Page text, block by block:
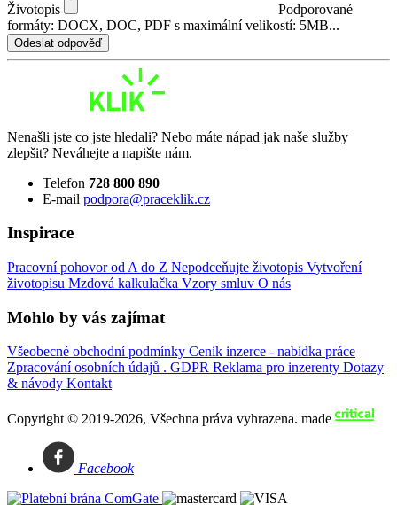
Životopis
Podporované
formáty: DOCX, DOC, PDF s maximální velikostí: 5MB...
Odeslat odpověď
Nenašli jste co jste hledali? Nebo máte nápad jak naše služby
zlepšit? Neváhejte a napište nám.
Telefon 728 800 890
E-mail podpora@praceklik.cz
Inspirace
Pracovní pohovor od A do Z Nepodceňujte životopis Vytvoření
životopisu Mzdová kalkulačka Vzory smluv O nás
Mohlo by vás zajímat
Všeobecné obchodní podmínky Ceník inzerce - nabídka práce
Zpracování osobních údajů . GDPR Reklama pro inzerenty Dotazy
& návody Kontakt
Copyright © 2019-2026, Všechna práva vyhrazena. made
Facebook